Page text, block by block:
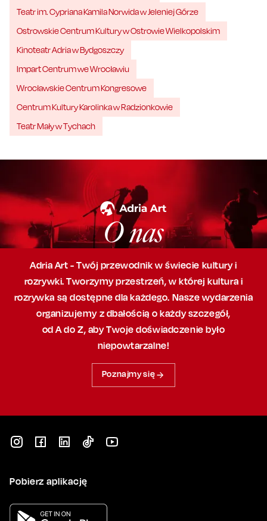
Teatr im. Cypriana Kamila Norwida w Jeleniej Górze
Ostrowskie Centrum Kultury w Ostrowie Wielkopolskim
Kinoteatr Adria w Bydgoszczy
Impart Centrum we Wrocławiu
Wrocławskie Centrum Kongresowe
Centrum Kultury Karolinka w Radzionkowie
Teatr Mały w Tychach
O nas
Adria Art - Twój przewodnik w świecie kultury i
rozrywki. Tworzymy przestrzeń,w której kultura i
rozrywka są dostępne dla każdego. Nasze wydarzenia
organizujemy z dbałością o każdy szczegół,
od A do Z, abyTwoje doświadczenie było
niepowtarzalne!
Poznajmy się
Pobierz aplikację